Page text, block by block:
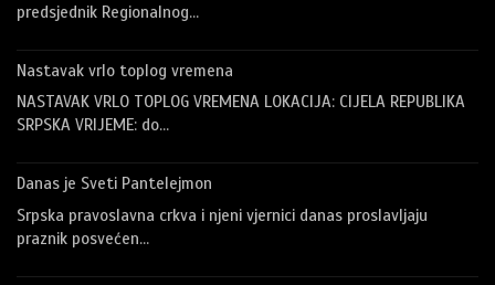
predsjednik Regionalnog…
Nastavak vrlo toplog vremena
NASTAVAK VRLO TOPLOG VREMENA LOKACIJA: CIJELA REPUBLIKA
SRPSKA VRIJEME: do…
Danas je Sveti Pantelejmon
Srpska pravoslavna crkva i njeni vjernici danas proslavljaju
praznik posvećen…